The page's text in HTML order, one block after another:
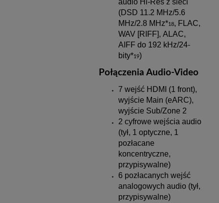
audio Hi-Res z sieci
(DSD 11.2 MHz/5.6
MHz/2.8 MHz*18, FLAC,
WAV [RIFF], ALAC,
AIFF do 192 kHz/24-
bity*19)
Połączenia Audio-Video
7 wejść HDMI (1 front),
wyjście Main (eARC),
wyjście Sub/Zone 2
2 cyfrowe wejścia audio
(tył, 1 optyczne, 1
pozłacane
koncentryczne,
przypisywalne)
6 pozłacanych wejść
analogowych audio (tył,
przypisywalne)